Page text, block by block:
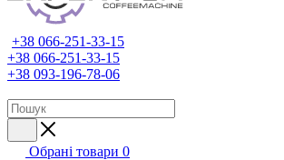
+38 066-251-33-15
+38 066-251-33-15
+38 093-196-78-06
Обрані товари 0